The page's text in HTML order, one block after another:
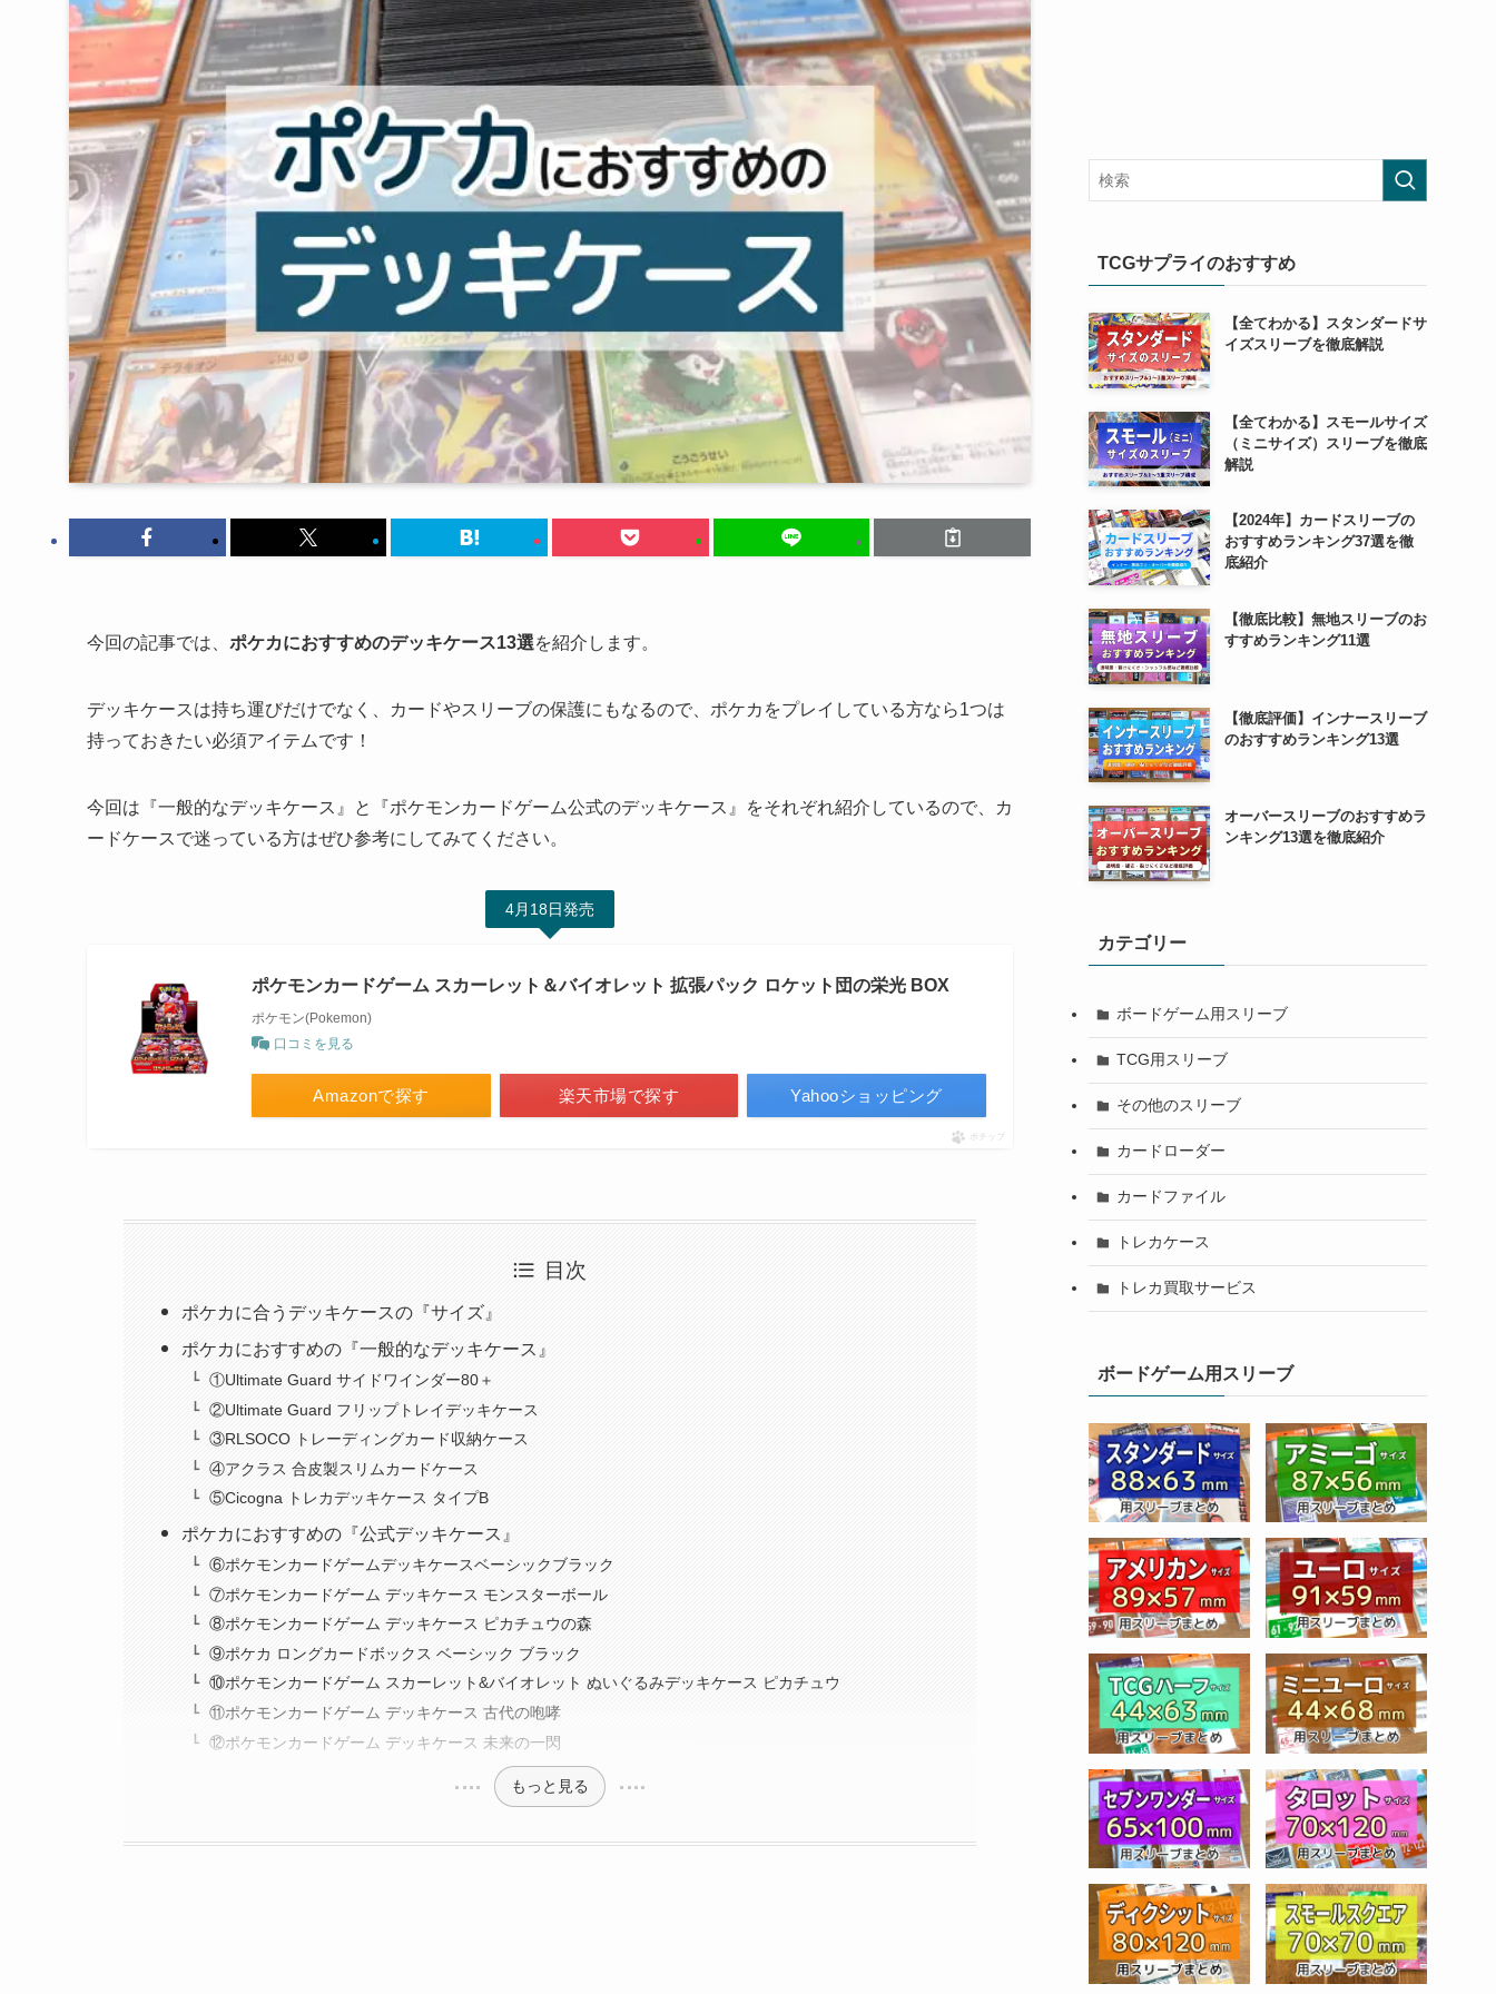
今回の記事では、 ポケカにおすすめのデッキケース13選を紹介します。
デッキケースは持ち運びだけでなく、カードやスリーブの保護にもなるので、ポケカをプレイしている方なら1つは
持っておきたい必須アイテムです！
今回は『一般的なデッキケース』と『ポケモンカードゲーム公式のデッキケース』をそれぞれ紹介しているので、カ
ードケースで迷っている方はぜひ参考にしてみてください。
4月18日発売
ポケモンカードゲーム スカーレット＆バイオレット 拡張パック ロケット団の栄光 BOX
ポケモン(Pokemon)
口コミを見る
Amazonで探す 楽天市場で探す Yahooショッピング
ポチップ
目次
ポケカに合うデッキケースの『サイズ』
ポケカにおすすめの『一般的なデッキケース』
①Ultimate Guard サイドワインダー80＋
②Ultimate Guard フリップトレイデッキケース
③RLSOCO トレーディングカード収納ケース
④アクラス 合皮製スリムカードケース
⑤Cicogna トレカデッキケース タイプB
ポケカにおすすめの『公式デッキケース』
⑥ポケモンカードゲームデッキケースベーシックブラック
⑦ポケモンカードゲーム デッキケース モンスターボール
⑧ポケモンカードゲーム デッキケース ピカチュウの森
⑨ポケカ ロングカードボックス ベーシック ブラック
⑩ポケモンカードゲーム スカーレット&バイオレット ぬいぐるみデッキケース ピカチュウ
⑪ポケモンカードゲーム デッキケース 古代の咆哮
⑫ポケモンカードゲーム デッキケース 未来の一閃
もっと見る
TCGサプライのおすすめ
【全てわかる】スタンダードサ
イズスリーブを徹底解説
【全てわかる】スモールサイズ
（ミニサイズ）スリーブを徹底
解説
【2024年】カードスリーブの
おすすめランキング37選を徹
底紹介
【徹底比較】無地スリーブのお
すすめランキング11選
【徹底評価】インナースリーブ
のおすすめランキング13選
オーバースリーブのおすすめラ
ンキング13選を徹底紹介
カテゴリー
ボードゲーム用スリーブ
TCG用スリーブ
その他のスリーブ
カードローダー
カードファイル
トレカケース
トレカ買取サービス
ボードゲーム用スリーブ